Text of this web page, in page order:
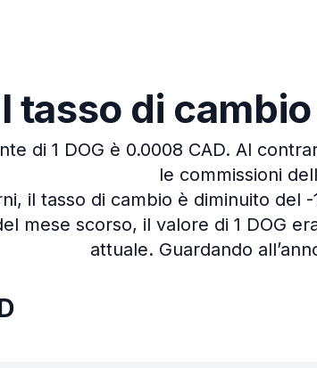
tasso di
di 1 DOG è 0.0008 CAD. Al
le commissioni
il tasso di cambio è diminuito del -
mese scorso, il valore di 1 DOG
attuale. Guardando